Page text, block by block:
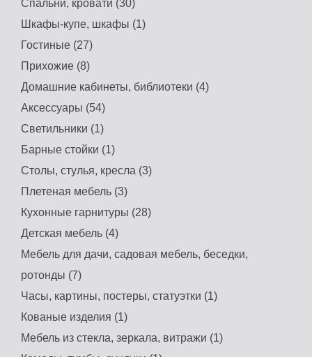
Диван «Lorenzo»
(мебель для
домашних
кинотеатров)
Купить
Призма 1,8мм 500мм
Цена: 21 руб.
Спальни, кровати (30)
Шкафы-купе, шкафы (1)
Гостиные (27)
Прихожие (8)
Домашние кабинеты, библиотеки (4)
Аксессуары (54)
Светильники (1)
Барные стойки (1)
Столы, стулья, кресла (3)
Плетеная мебель (3)
Кухонные гарнитуры (28)
Детская мебель (4)
Мебель для дачи, садовая мебель, беседки,
ротонды (7)
Часы, картины, постеры, статуэтки (1)
Кованые изделия (1)
Мебель из стекла, зеркала, витражи (1)